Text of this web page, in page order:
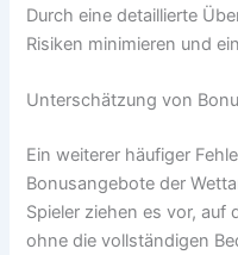
Durch eine detaillierte
Risiken minimieren und
Unterschätzung von
Ein weiterer häufiger
Bonusangebote der
Spieler ziehen es vor, auf
ohne die vollständigen